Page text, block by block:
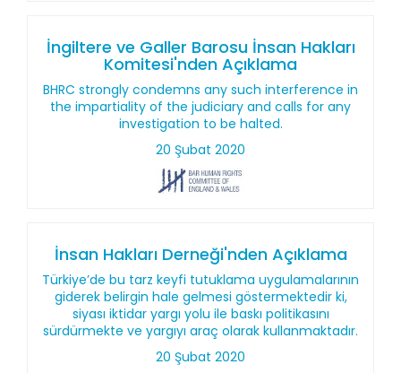
İngiltere ve Galler Barosu İnsan Hakları
Komitesi'nden Açıklama
BHRC strongly condemns any such interference in
the impartiality of the judiciary and calls for any
investigation to be halted.
20 Şubat 2020
İnsan Hakları Derneği'nden Açıklama
Türkiye’de bu tarz keyfi tutuklama uygulamalarının
giderek belirgin hale gelmesi göstermektedir ki,
siyası iktidar yargı yolu ile baskı politikasını
sürdürmekte ve yargıyı araç olarak kullanmaktadır.
20 Şubat 2020